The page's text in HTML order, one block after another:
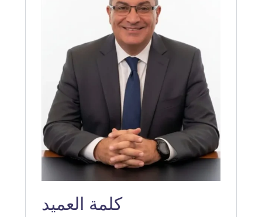
كلمة العميد